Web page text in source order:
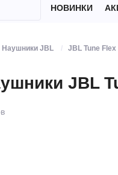
НОВИНКИ
Наушники JBL JBL Tune Flex
JBL